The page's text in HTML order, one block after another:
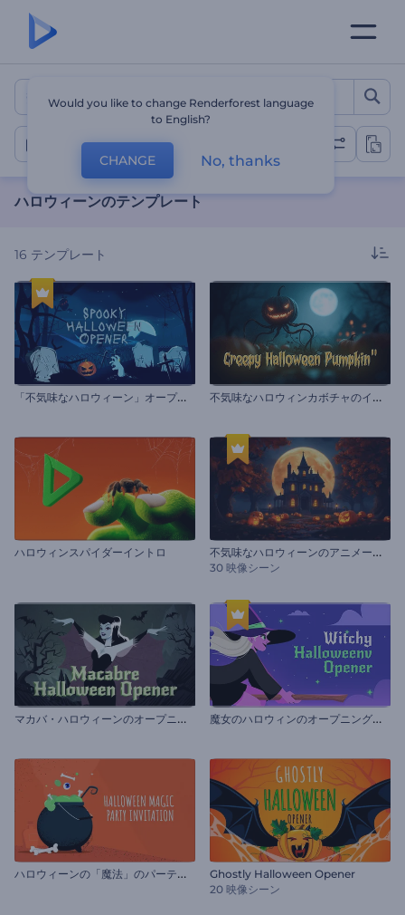
ハロウィーンのテンプレート
ハロウィーン
ハロウィーンのテンプレート
16 テンプレート
「
不気味なハロウィーン」オープニング動画 不
気味なハロウィンカボチャのイントロ
ハロウィンスパイダーイントロ 不
気味なハロウィーンのアニメーション
30 映像シーン
マ
カバ・ハロウィーンのオープニング動画 魔
女のハロウィンのオープニング動画
ハ
ロウィーンの「魔法」のパーティーの招待状
Ghostly Halloween Opener
20 映像シーン
Would you like to change Renderforest language
to English?
CHANGE No, thanks